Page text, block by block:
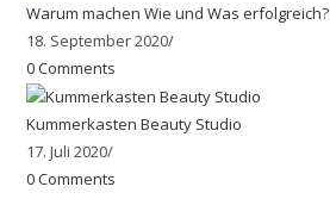
Warum machen Wie und Was erfolgreich?
18. September 2020/
0 Comments
Kummerkasten Beauty Studio
17. Juli 2020/
0 Comments